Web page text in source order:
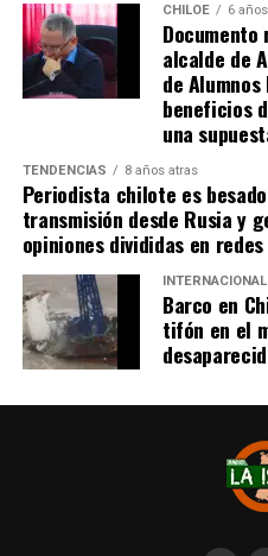
Tras el tanto del delantero
visitantes arremetieron
argumentando que un
les gritó el
Tras los incidentes,
River. En Boca, en tanto,
Merentiel, Ezequiel
Fuente:Bio Bio
CHILOE 6
alcalde de
de
beneficios
una
TENDENCIAS 8 años atras
Periodista chilote es
transmisión desde Rusia y
opiniones divididas en
INTERNACIONAL
Barco en
tifón en el